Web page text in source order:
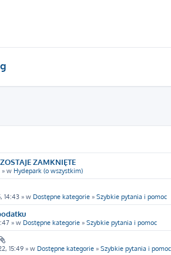
ZAMKNIĘTE
» w Hydepark (o wszystkim)
14:43 » w Dostępne kategorie » Szybkie pytania i pomoc
» w Dostępne kategorie » Szybkie pytania i pomoc
15:49 » w Dostępne kategorie » Szybkie pytania i pomoc